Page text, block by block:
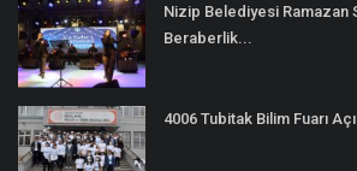
Nizip Belediyesi Ramazan
Beraberlik...
4006 Tubitak Bilim Fuarı